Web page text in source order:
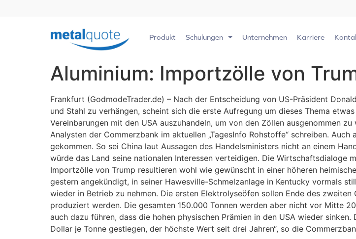
Produkt Schulungen Unternehmen Karriere
Aluminium: Importzölle von
Frankfurt (GodmodeTrader.de) – Nach der Entscheidung von US-Präsident
und Stahl zu verhängen, scheint sich die erste Aufregung um dieses Thema
Vereinbarungen mit den USA auszuhandeln, um von den Zöllen ausgenommen
Analysten der Commerzbank im aktuellen „TagesInfo Rohstoffe“ schreiben.
gekommen. So sei China laut Aussagen des Handelsministers nicht an einem
würde das Land seine nationalen Interessen verteidigen. Die Wirtschaftsdialoge
Importzölle von Trump resultieren wohl wie gewünscht in einer höheren
gestern angekündigt, in seiner Hawesville-Schmelzanlage in Kentucky vormals
wieder in Betrieb zu nehmen. Die ersten Elektrolyseöfen sollen Ende des
produziert werden. Die gesamten 150.000 Tonnen werden aber nicht vor Mitte
auch dazu führen, dass die hohen physischen Prämien in den USA wieder
Dollar je Tonne gestiegen, der höchste Wert seit drei Jahren“, so die